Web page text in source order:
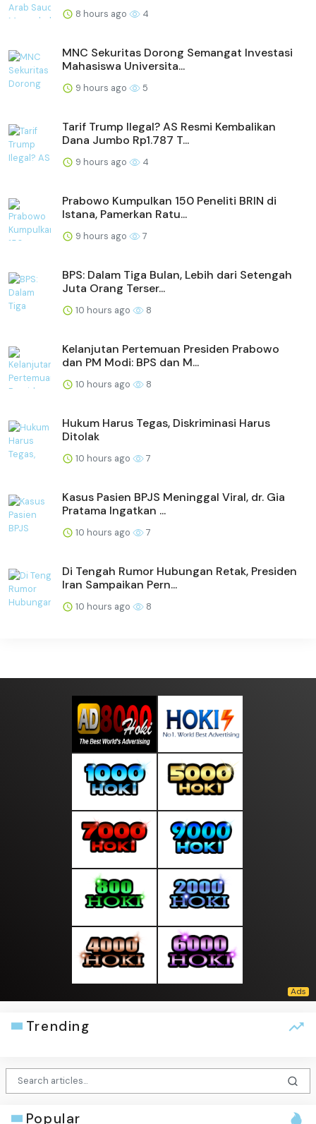
8 hours ago 4
MNC Sekuritas Dorong Semangat Investasi
Mahasiswa Universita...
9 hours ago 5
Tarif Trump Ilegal? AS Resmi Kembalikan
Dana Jumbo Rp1.787 T...
9 hours ago 4
Prabowo Kumpulkan 150 Peneliti BRIN di
Istana, Pamerkan Ratu...
9 hours ago 7
BPS: Dalam Tiga Bulan, Lebih dari Setengah
Juta Orang Terser...
10 hours ago 8
Kelanjutan Pertemuan Presiden Prabowo
dan PM Modi: BPS dan M...
10 hours ago 8
Hukum Harus Tegas, Diskriminasi Harus
Ditolak
10 hours ago 7
Kasus Pasien BPJS Meninggal Viral, dr. Gia
Pratama Ingatkan ...
10 hours ago 7
Di Tengah Rumor Hubungan Retak, Presiden
Iran Sampaikan Pern...
10 hours ago 8
Trending
Popular